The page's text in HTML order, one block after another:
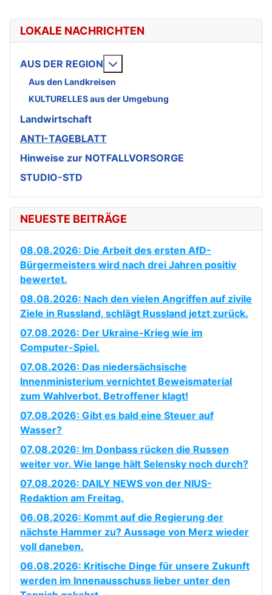
LOKALE NACHRICHTEN
AUS DER REGION
Aus den Landkreisen
KULTURELLES aus der Umgebung
Landwirtschaft
ANTI-TAGEBLATT
Hinweise zur NOTFALLVORSORGE
STUDIO-STD
NEUESTE BEITRÄGE
08.08.2026: Die Arbeit des ersten AfD-
Bürgermeisters wird nach drei Jahren positiv
bewertet.
08.08.2026: Nach den vielen Angriffen auf zivile
Ziele in Russland, schlägt Russland jetzt zurück.
07.08.2026: Der Ukraine-Krieg wie im
Computer-Spiel.
07.08.2026: Das niedersächsische
Innenministerium vernichtet Beweismaterial
zum Wahlverbot. Betroffener klagt!
07.08.2026: Gibt es bald eine Steuer auf
Wasser?
07.08.2026: Im Donbass rücken die Russen
weiter vor. Wie lange hält Selensky noch durch?
07.08.2026: DAILY NEWS von der NIUS-
Redaktion am Freitag.
06.08.2026: Kommt auf die Regierung der
nächste Hammer zu? Aussage von Merz wieder
voll daneben.
06.08.2026: Kritische Dinge für unsere Zukunft
werden im Innenausschuss lieber unter den